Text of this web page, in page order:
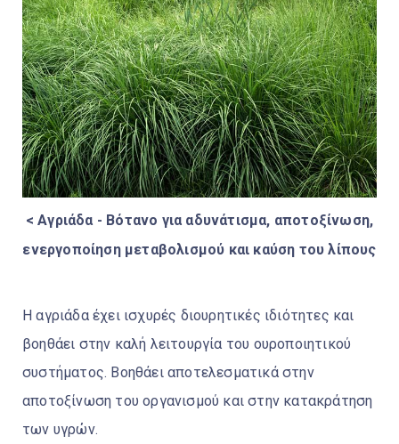
< Αγριάδα - Βότανο για αδυνάτισμα, αποτοξίνωση,
ενεργοποίηση μεταβολισμού και καύση του λίπους
Η αγριάδα έχει ισχυρές διουρητικές ιδιότητες και
βοηθάει στην καλή λειτουργία του ουροποιητικού
συστήματος. Βοηθάει αποτελεσματικά στην
αποτοξίνωση του οργανισμού και στην κατακράτηση
των υγρών.